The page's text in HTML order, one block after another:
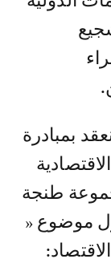
بمبادرة
طنجة
موضوع «